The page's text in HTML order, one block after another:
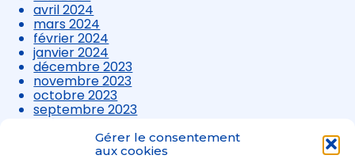
Gérer le consentement
aux cookies
avril 2024
mars 2024
février 2024
janvier 2024
décembre 2023
novembre 2023
octobre 2023
septembre 2023
août 2023
juillet 2023